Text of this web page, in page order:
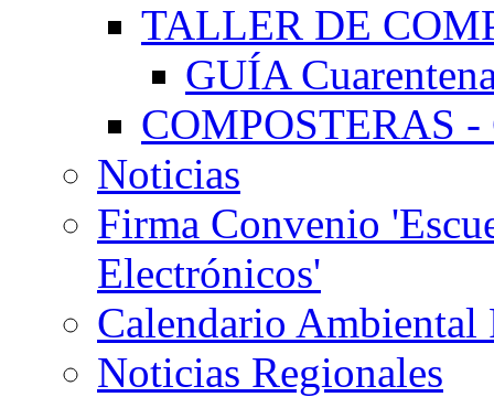
TALLER DE
GUÍA
COMPOSTERAS -
Noticias
Firma Convenio
Electrónicos'
Calendario Ambiental
Noticias Regionales